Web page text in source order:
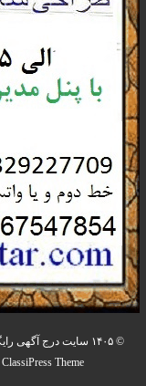
© ۱۴۰۵ سایت درج آگهی رایگان و نیازمندیهای پرترین. کلیه حقوق محفوظ می باشد.
ClassiPress Theme